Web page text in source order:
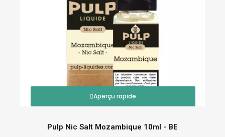
Aperçu rapide
Pulp Nic Salt Mozambique 10ml - BE